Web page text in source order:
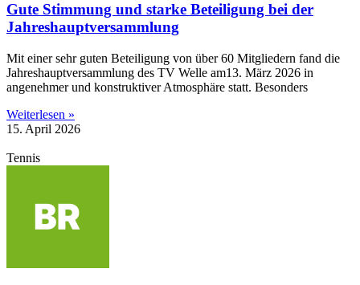
Gute Stimmung und starke Beteiligung bei der
Jahreshauptversammlung
Mit einer sehr guten Beteiligung von über 60 Mitgliedern fand die
Jahreshauptversammlung des TV Welle am13. März 2026 in
angenehmer und konstruktiver Atmosphäre statt. Besonders
Weiterlesen »
15. April 2026
Tennis